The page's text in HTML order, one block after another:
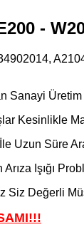
-
Sanayi
Kesinlikle
Uzun Süre
Arıza Işığı
Siz Değerli